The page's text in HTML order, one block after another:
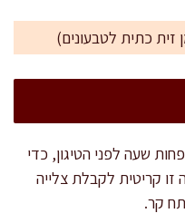
שעה לפני הטיגון, כדי
קריטית לקבלת צלייה
קר.